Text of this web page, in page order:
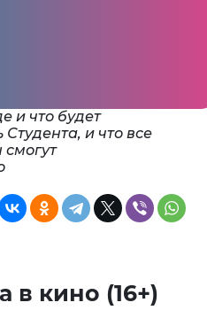
и что будет
и что все
смогут
в кино (16+)